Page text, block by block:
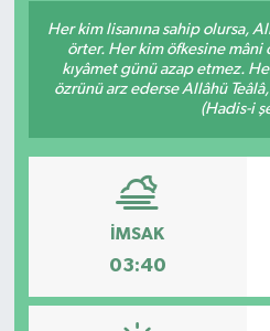
Her kim lisanına sahip olursa,
örter. Her kim öfkesine mâni
kıyâmet günü azap etmez.
özrünü arz ederse Allâhü
(Hadis-i
İMSAK
03:40
Son Dakika
Teknoloji